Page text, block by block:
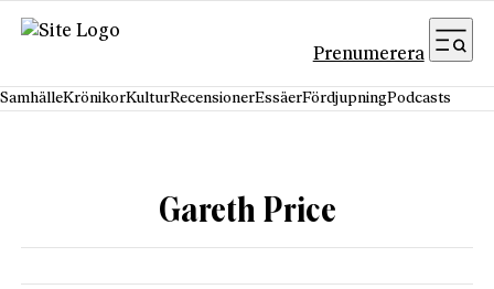
Hoppa till innehåll
Prenumerera
SamhälleKrönikorKulturRecensionerEssäerFördjupningPodcasts
Gareth Price